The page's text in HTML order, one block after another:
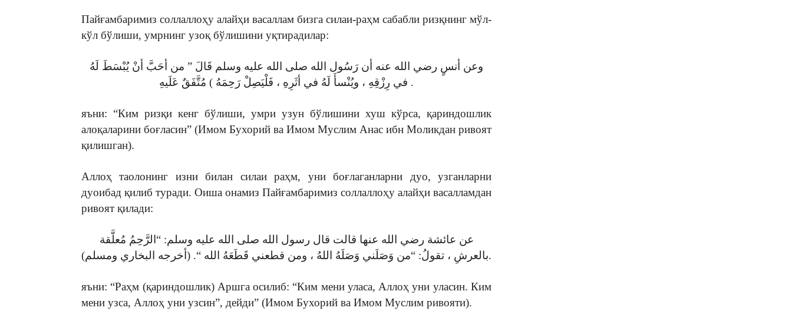
Пайғамбаримиз соллаллоҳу алайҳи васаллам бизга силаи-раҳм сабабли ризқнинг мўл-
кўл бўлиши, умрнинг узоқ бўлишини уқтирадилар:
وعن أنسٍ رضي الله عنه أن رَسُول الله صلى الله عليه وسلم قَالَ ” من أحَبَّ أنْ يُبْسَطَ لَهُ
في رِزْقِهِ ، ويُنْسأَ لَهُ في أثَرِهِ ، فَلْيَصِلْ رَحِمَهُ ) مُتَّفَقٌ عَلَيهِ .
яъни: “Ким ризқи кенг бўлиши, умри узун бўлишини хуш кўрса, қариндошлик
алоқаларини боғласин” (Имом Бухорий ва Имом Муслим Анас ибн Моликдан ривоят
қилишган).
Аллоҳ таолонинг изни билан силаи раҳм, уни боғлаганларни дуо, узганларни
дуоибад қилиб туради. Оиша онамиз Пайғамбаримиз соллаллоҳу алайҳи васалламдан
ривоят қилади:
عن عائشة رضي الله عنها قالت قال رسول الله صلى الله عليه وسلم: “الرَّحِمُ مُعلَّقة
بالعرشِ ، تقولُ: “من وَصَلَني وَصَلَهُ اللهُ ، ومن قطعني قَطَعَهُ الله “. (أخرجه البخاري ومسلم).
яъни: “Раҳм (қариндошлик) Аршга осилиб: “Ким мени уласа, Аллоҳ уни уласин. Ким
мени узса, Аллоҳ уни узсин”, дейди” (Имом Бухорий ва Имом Муслим ривояти).